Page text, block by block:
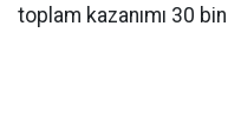
toplam kazanımı 30